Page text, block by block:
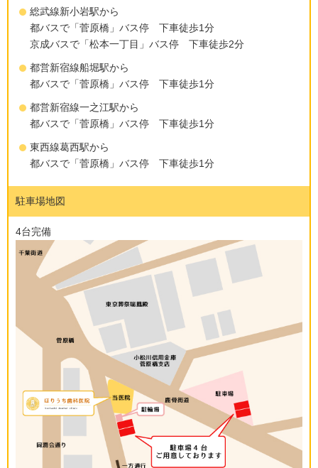
総武線新小岩駅から
都バスで「菅原橋」バス停 下車徒歩1分
京成バスで「松本一丁目」バス停 下車徒歩2分
都営新宿線船堀駅から
都バスで「菅原橋」バス停 下車徒歩1分
都営新宿線一之江駅から
都バスで「菅原橋」バス停 下車徒歩1分
東西線葛西駅から
都バスで「菅原橋」バス停 下車徒歩1分
駐車場地図
4台完備